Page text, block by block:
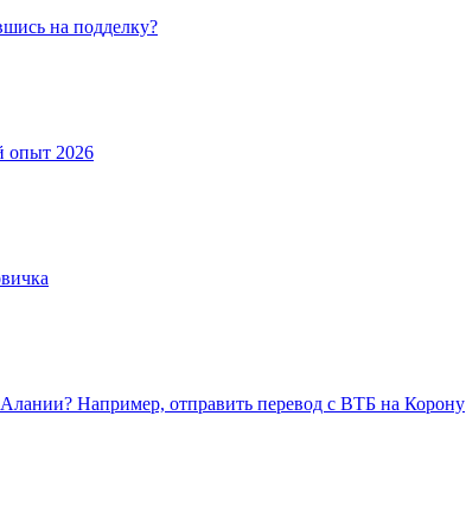
на подделку?
опыт 2026
Например, отправить перевод с ВТБ на Корону